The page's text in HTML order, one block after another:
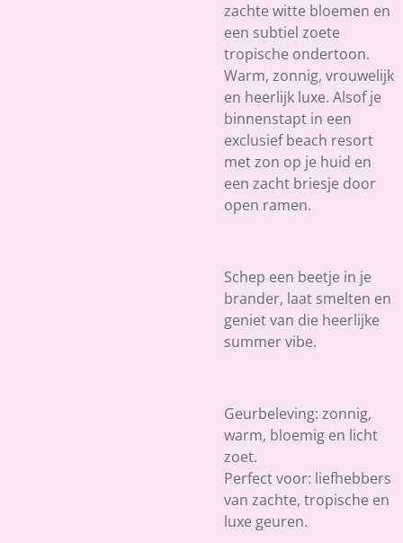
zachte witte bloemen en
een subtiel zoete
tropische ondertoon.
Warm, zonnig, vrouwelijk
en heerlijk luxe. Alsof je
binnenstapt in een
exclusief beach resort
met zon op je huid en
een zacht briesje door
open ramen.
Schep een beetje in je
brander, laat smelten en
geniet van die heerlijke
summer vibe.
Geurbeleving: zonnig,
warm, bloemig en licht
zoet.
Perfect voor: liefhebbers
van zachte, tropische en
luxe geuren.